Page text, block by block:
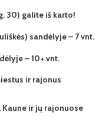
30) galite iš karto!
sandėlyje – 7 vnt.
– 10+ vnt.
ir rajonus
ir jų rajonuose